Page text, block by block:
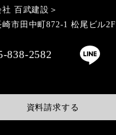
社 百武建設＞
崎市田中町872-1 松尾ビル2F
838-2582
資料請求する